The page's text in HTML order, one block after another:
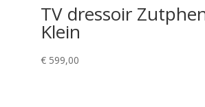
TV dressoir
Klein
€599,00